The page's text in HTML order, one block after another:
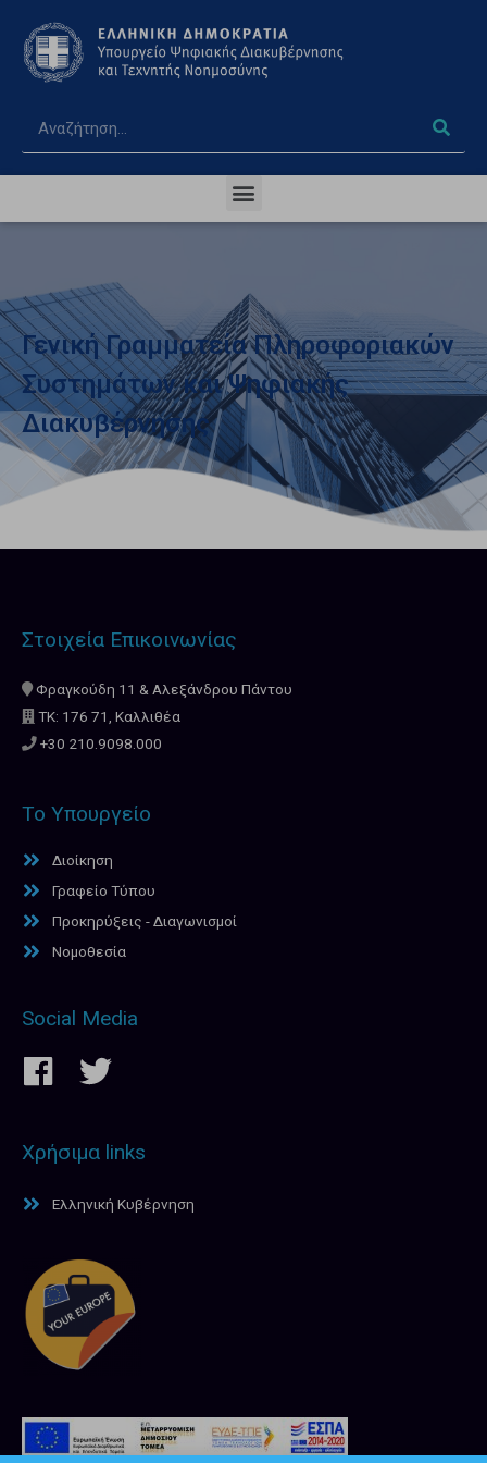
Γενική Γραμματεία Πληροφοριακών
Συστημάτων και Ψηφιακής
Διακυβέρνησης
Στοιχεία Επικοινωνίας
Φραγκούδη 11 & Αλεξάνδρου Πάντου
ΤΚ: 176 71, Καλλιθέα
+30 210.9098.000
Το Υπουργείο
Διοίκηση
Γραφείο Τύπου
Προκηρύξεις - Διαγωνισμοί
Νομοθεσία
Social Media
Χρήσιμα links
Ελληνική Κυβέρνηση